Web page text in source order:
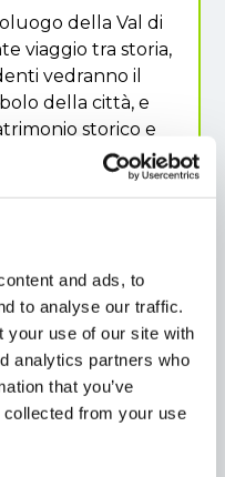
and ads, to
to analyse our traffic.
your use of our site with
analytics partners who
that you’ve
collected from your use
della Val di
viaggio tra storia,
vedranno il
della città, e
storico e
il borgo.
chiese, i palazzi
hanno plasmato
di Santa Giustina,
che uniscono
e cultura.